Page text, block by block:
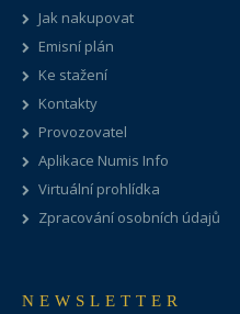
Jak nakupovat
Emisní plán
Ke stažení
Kontakty
Provozovatel
Aplikace Numis Info
Virtuální prohlídka
Zpracování osobních údajů
NEWSLETTER